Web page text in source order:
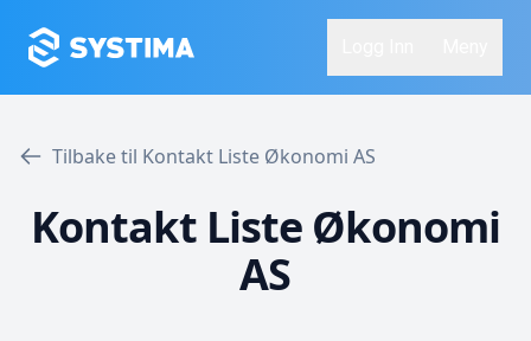
Tilbake til Kontakt Liste Økonomi AS
Kontakt Liste Økonomi
AS